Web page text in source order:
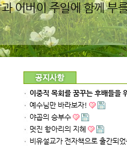
어버이 주일에 함께 부
이중직 목회를 꿈꾸는 후배들을
예수님만 바라보자!
야곱의 승부수
멋진 항아리의 지혜
비유설교가 전자책으로 출간되